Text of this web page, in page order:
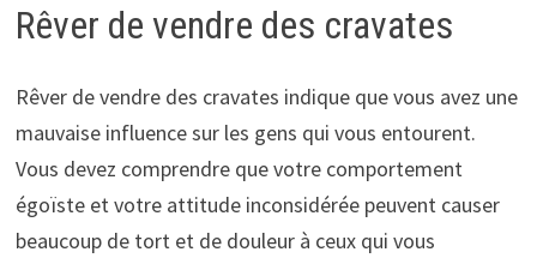
Rêver de vendre des cravates
Rêver de vendre des cravates indique que vous avez une
mauvaise influence sur les gens qui vous entourent.
Vous devez comprendre que votre comportement
égoïste et votre attitude inconsidérée peuvent causer
beaucoup de tort et de douleur à ceux qui vous